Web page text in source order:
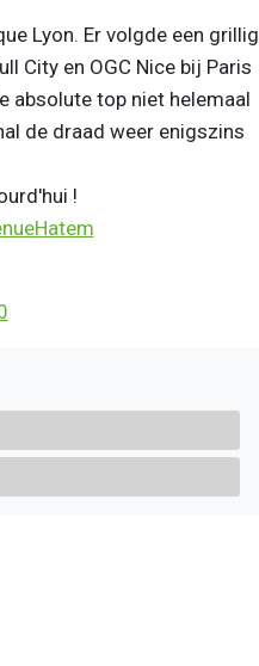
Lyon. Er volgde een grillig
City en OGC Nice bij Paris
absolute top niet helemaal
de draad weer enigszins
!